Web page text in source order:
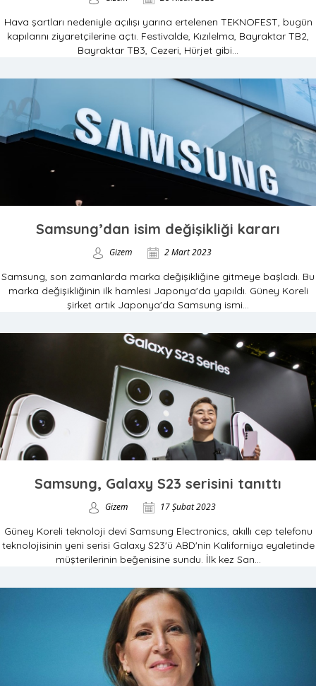
Hava şartları nedeniyle açılışı yarına ertelenen TEKNOFEST, bugün
kapılarını ziyaretçilerine açtı. Festivalde, Kızılelma, Bayraktar TB2,
Bayraktar TB3, Cezeri, Hürjet gibi...
Samsung’dan isim değişikliği kararı
Gizem 2 Mart 2023
Samsung, son zamanlarda marka değişikliğine gitmeye başladı. Bu
marka değişikliğinin ilk hamlesi Japonya'da yapıldı. Güney Koreli
şirket artık Japonya'da Samsung ismi...
Samsung, Galaxy S23 serisini tanıttı
Gizem 17 Şubat 2023
Güney Koreli teknoloji devi Samsung Electronics, akıllı cep telefonu
teknolojisinin yeni serisi Galaxy S23'ü ABD'nin Kaliforniya eyaletinde
müşterilerinin beğenisine sundu. İlk kez San...